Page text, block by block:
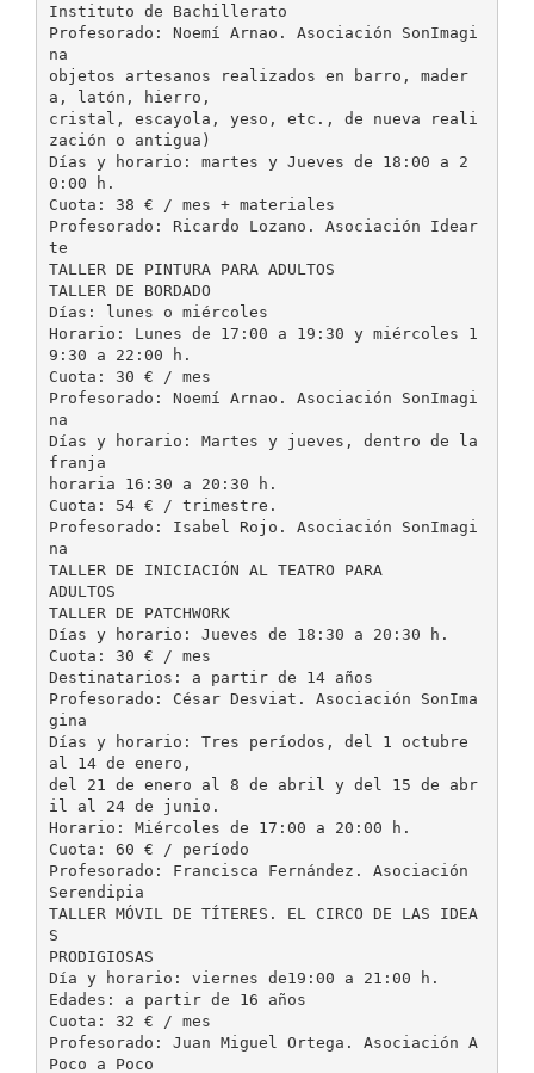
Instituto de Bachillerato
Profesorado: Noemí Arnao. Asociación SonImagi
na
objetos artesanos realizados en barro, mader
a, latón, hierro,
cristal, escayola, yeso, etc., de nueva reali
zación o antigua)
Días y horario: martes y Jueves de 18:00 a 2
0:00 h.
Cuota: 38 € / mes + materiales
Profesorado: Ricardo Lozano. Asociación Idear
te
TALLER DE PINTURA PARA ADULTOS
TALLER DE BORDADO
Días: lunes o miércoles
Horario: Lunes de 17:00 a 19:30 y miércoles 1
9:30 a 22:00 h.
Cuota: 30 € / mes
Profesorado: Noemí Arnao. Asociación SonImagi
na
Días y horario: Martes y jueves, dentro de la
franja
horaria 16:30 a 20:30 h.
Cuota: 54 € / trimestre.
Profesorado: Isabel Rojo. Asociación SonImagi
na
TALLER DE INICIACIÓN AL TEATRO PARA
ADULTOS
TALLER DE PATCHWORK
Días y horario: Jueves de 18:30 a 20:30 h.
Cuota: 30 € / mes
Destinatarios: a partir de 14 años
Profesorado: César Desviat. Asociación SonIma
gina
Días y horario: Tres períodos, del 1 octubre
al 14 de enero,
del 21 de enero al 8 de abril y del 15 de abr
il al 24 de junio.
Horario: Miércoles de 17:00 a 20:00 h.
Cuota: 60 € / período
Profesorado: Francisca Fernández. Asociación
Serendipia
TALLER MÓVIL DE TÍTERES. EL CIRCO DE LAS IDEA
S
PRODIGIOSAS
Día y horario: viernes de19:00 a 21:00 h.
Edades: a partir de 16 años
Cuota: 32 € / mes
Profesorado: Juan Miguel Ortega. Asociación A
Poco a Poco